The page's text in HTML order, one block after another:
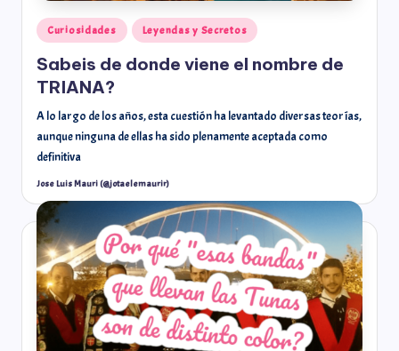
Curiosidades Leyendas y Secretos
Sabeis de donde viene el nombre de
TRIANA?
A lo largo de los años, esta cuestión ha levantado diversas teorías,
aunque ninguna de ellas ha sido plenamente aceptada como
definitiva
Jose Luis Mauri (@jotaelemaurir)